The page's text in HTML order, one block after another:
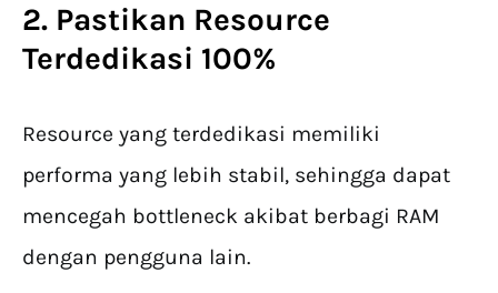
2. Pastikan Resource
Terdedikasi 100%
Resource yang terdedikasi memiliki
performa yang lebih stabil, sehingga dapat
mencegah bottleneck akibat berbagi RAM
dengan pengguna lain.